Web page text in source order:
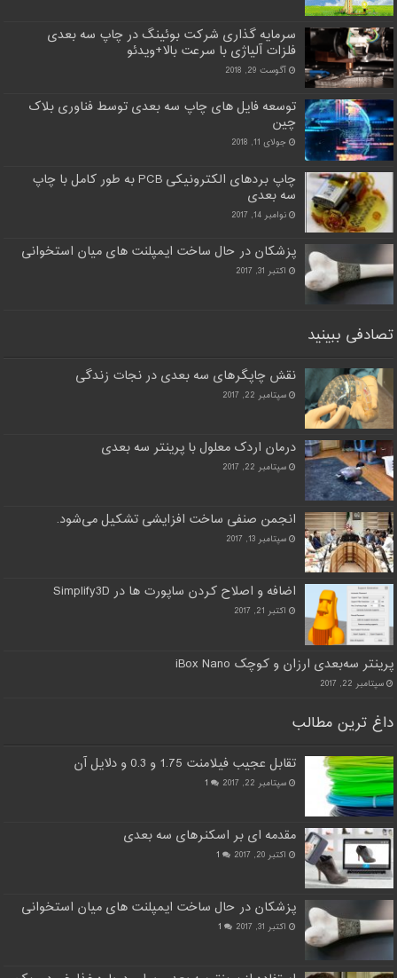
سرمایه گذاری شرکت بوئینگ در چاپ سه بعدی
فلزات آلیاژی با سرعت بالا+ویدئو
آگوست 29, 2018
توسعه فایل های چاپ سه بعدی توسط فناوری بلاک
چین
جولای 11, 2018
چاپ بردهای الکترونیکی PCB به طور کامل با چاپ
سه بعدی
نوامبر 14, 2017
پزشکان در حال ساخت ایمپلنت های میان استخوانی
اکتبر 31, 2017
تصادفی ببینید
نقش چاپگرهای سه بعدی در نجات زندگی
سپتامبر 22, 2017
درمان اردک معلول با پرینتر سه بعدی
سپتامبر 22, 2017
انجمن صنفی ساخت افزایشی تشکیل می‌شود.
سپتامبر 13, 2017
اضافه و اصلاح کردن ساپورت ها در Simplify3D
اکتبر 21, 2017
پرینتر سه‌بعدی ارزان و کوچک iBox Nano
سپتامبر 22, 2017
داغ ترین مطالب
تقابل عجیب فیلامنت 1.75 و 0.3 و دلایل آن
سپتامبر 22, 2017 1
مقدمه ای بر اسکنرهای سه بعدی
اکتبر 20, 2017 1
پزشکان در حال ساخت ایمپلنت های میان استخوانی
اکتبر 31, 2017 1